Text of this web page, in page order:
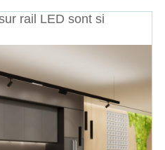
rail LED sont si